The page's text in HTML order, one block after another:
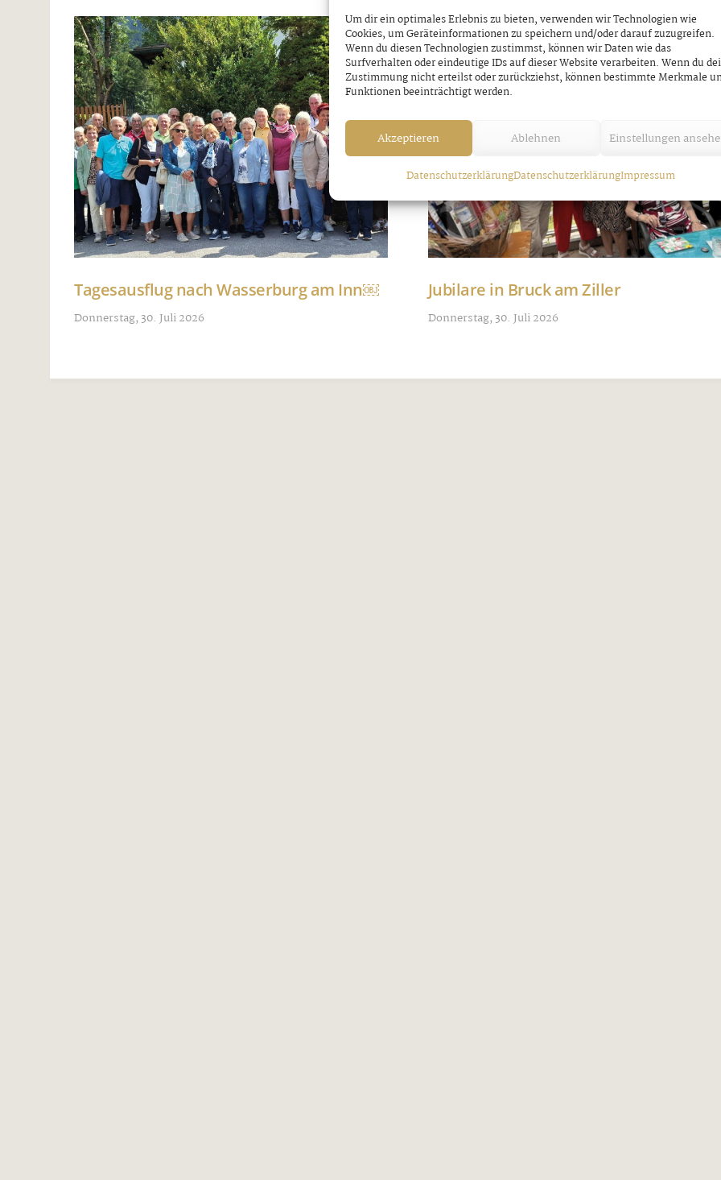
Um dir ein optimales Erlebnis zu bieten, verwenden wir Technologien wie
Cookies, um Geräteinformationen zu speichern und/oder darauf zuzugreifen.
Wenn du diesen Technologien zustimmst, können wir Daten wie das
Surfverhalten oder eindeutige IDs auf dieser Website verarbeiten. Wenn du
Zustimmung nicht erteilst oder zurückziehst, können bestimmte Merkmale
Funktionen beeinträchtigt werden.
Akzeptieren Ablehnen Einstellungen
DatenschutzerklärungDatenschutzerklärungImpressum
Tagesausflug nach Wasserburg am Inn￼
Donnerstag, 30. Juli 2026
Jubilare in Bruck am Ziller
Donnerstag, 30. Juli 2026